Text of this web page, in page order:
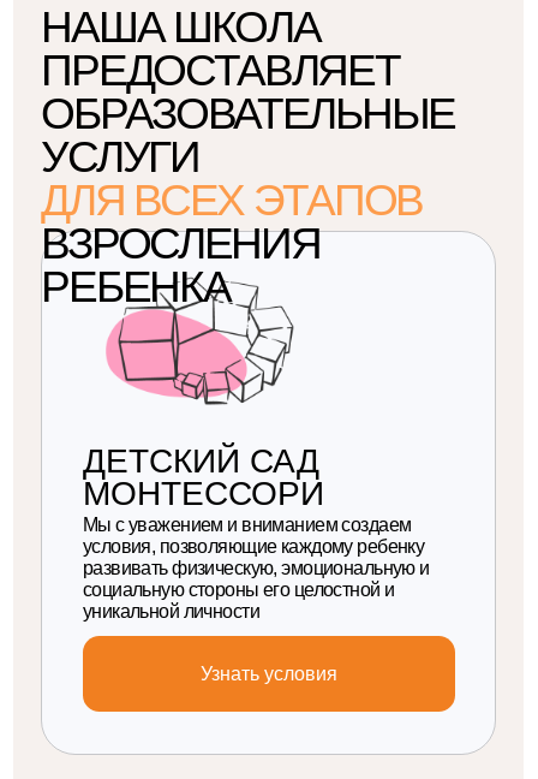
ШКОЛА МОНТЕССОРИ
Общеобразовательная школа с уклоном
в раскрытие индивидуальных способностей
и желаний ребенка для становления
полноценной самостоятельной личностью.
Оставьте заявку и мы свяжется с Вами для
обсуждения интересующих вас вопросов
МЫ ЛЮБИМ СВОЮ
ШКОЛУ И СЧИТАЕМ
ДЕТЕЙ ИСТОЧНИКОМ
ВДОХНОВЕНИЯ